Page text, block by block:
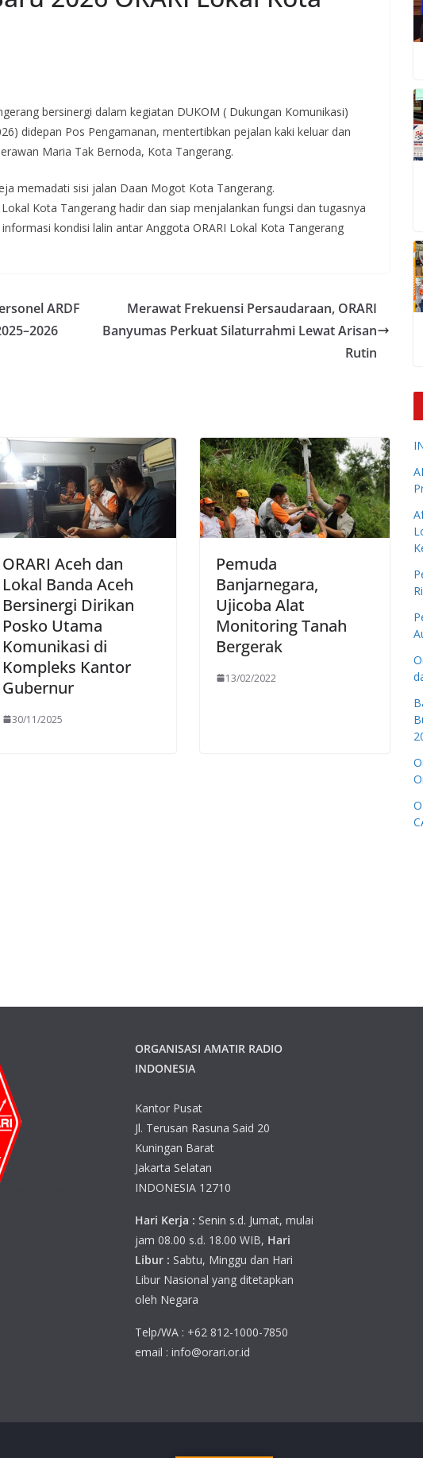
bersinergi dalam kegiatan DUKOM ( Dukungan Komunikasi)
didepan Pos Pengamanan, mentertibkan pejalan kaki keluar dan
Maria Tak Bernoda, Kota Tangerang.
memadati sisi jalan Daan Mogot Kota Tangerang.
Kota Tangerang hadir dan siap menjalankan fungsi dan tugasnya
kondisi lalin antar Anggota ORARI Lokal Kota Tangerang
ARDF
Merawat Frekuensi Persaudaraan, ORARI
Banyumas Perkuat Silaturrahmi Lewat Arisan
Rutin
ORARI Aceh dan
Lokal Banda Aceh
Bersinergi Dirikan
Posko Utama
Komunikasi di
Kompleks Kantor
Gubernur
30/11/2025
Pemuda
Banjarnegara,
Ujicoba Alat
Monitoring Tanah
Bergerak
13/02/2022
ORGANISASI AMATIR RADIO
INDONESIA
Kantor Pusat
Jl. Terusan Rasuna Said 20
Kuningan Barat
Jakarta Selatan
INDONESIA 12710
Hari Kerja : Senin s.d. Jumat, mulai
jam 08.00 s.d. 18.00 WIB, Hari
Libur : Sabtu, Minggu dan Hari
Libur Nasional yang ditetapkan
oleh Negara
Telp/WA : +62 812-1000-7850
email : info@orari.or.id